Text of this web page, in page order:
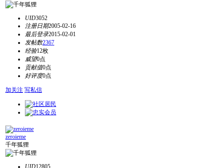
UID3052
注册日期2005-02-16
最后登录2015-02-01
发帖数2367
经验12枚
威望0点
贡献值0点
好评度0点
加关注 写私信
zeroieme
千年狐狸
UID12805